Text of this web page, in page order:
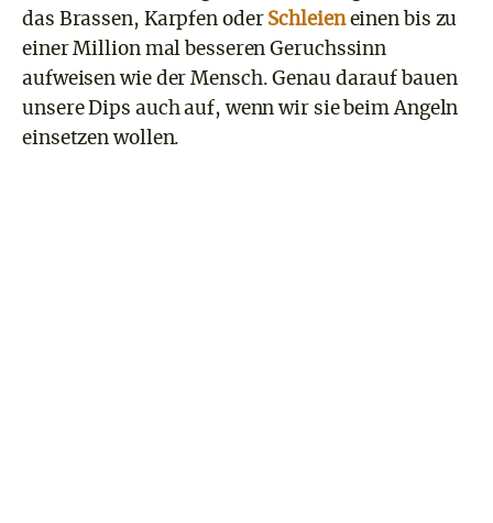
das Brassen, Karpfen oder Schleieneinen bis zu
einer Million mal besseren Geruchssinn
aufweisen wie der Mensch. Genau darauf bauen
unsere Dips auch auf, wenn wir sie beim Angeln
einsetzen wollen.